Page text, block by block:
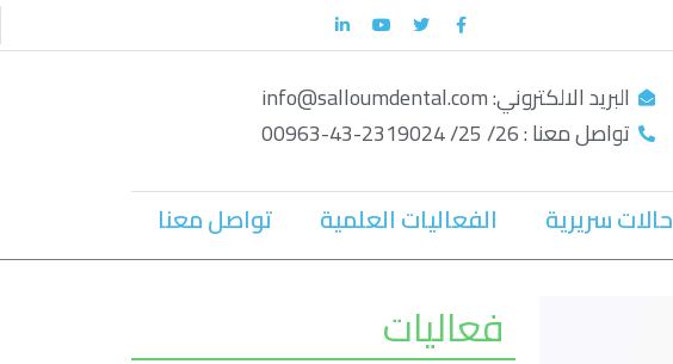
البريد الالكتروني: info@salloumdental.com
تواصل معنا : 26/ 25/ 2319024-43-00963
حالات سريرية الفعاليات العلمية تواصل معنا
فعاليات